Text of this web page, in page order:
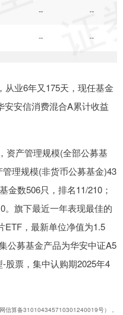
从业6年又175天，现任基金
安安信消费混合A累计收益
资产管理规模(全部公募基
理规模(非货币公募基金)43
金数506只，排名11/210；
。旗下最近一年表现最佳的
ETF，最新单位净值为1.5
公募基金产品为华安中证A5
股票，集中认购期2025年4
信算备310104345710301240019号），